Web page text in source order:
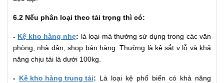
6.2 Nếu phân loại theo tải trọng thì có:
- Kệ kho hàng nhẹ: là loại mà thưởng sử dụng trong các văn
phòng, nhà dân, shop bán hàng. Thường là kệ sắt v lỗ và khả
năng chịu tải là dưới 100kg.
- Kệ kho hàng trung tải: Là loại kệ phổ biến có khả năng